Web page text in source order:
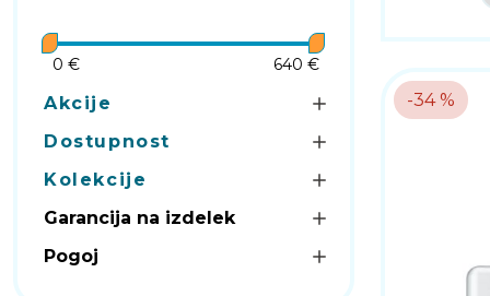
0 € 640 €
Akcije
Dostupnost
Kolekcije
Garancija na izdelek
Pogoj
-34 %